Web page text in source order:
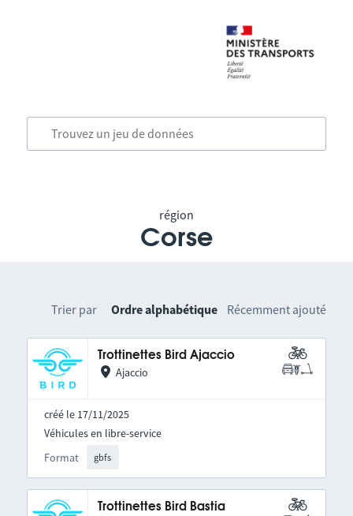
région
Corse
Trier par Ordre alphabétique Récemment ajouté
Trottinettes Bird Ajaccio
Ajaccio
créé le 17/11/2025
Format gbfs
Véhicules en libre-service
Trottinettes Bird Bastia